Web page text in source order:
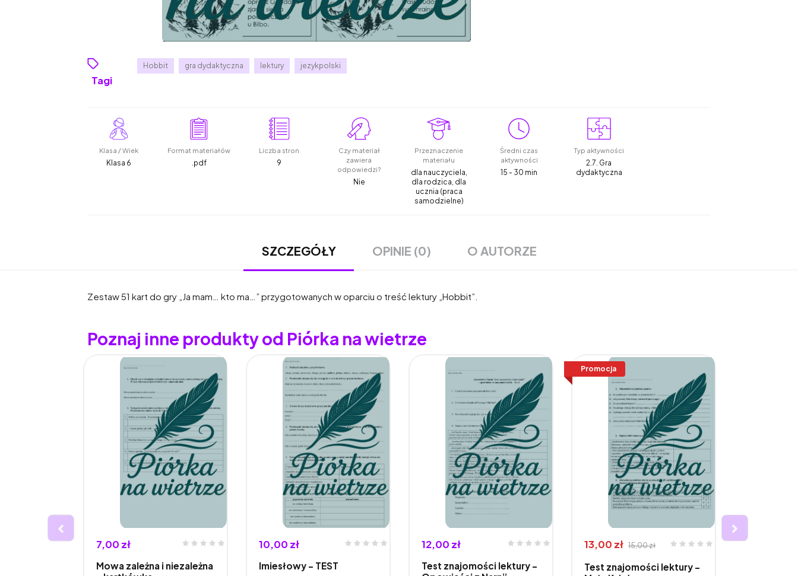
Tagi
Hobbit gra dydaktyczna lektury jezykpolski
Klasa / Wiek
Klasa 6
Format materiałów
.pdf
Liczba stron
9
Czy materiał
zawiera
odpowiedzi?
Nie
Przeznaczenie
materiału
dla nauczyciela,
dla rodzica, dla
ucznia (praca
samodzielne)
Średni czas
aktywności
15 - 30 min
Typ aktywności
2.7. Gra
dydaktyczna
SZCZEGÓŁY OPINIE (0) O AUTORZE
Zestaw 51 kart do gry „Ja mam… kto ma…” przygotowanych w oparciu o treść lektury „Hobbit”.
Poznaj inne produkty od Piórka na wietrze
7,00 zł
Mowa zależna i niezależna
10,00 zł
Imiesłowy - TEST
12,00 zł
Test znajomości lektury -
Promocja
13,00 zł 15,00 zł
Test znajomości lektury -